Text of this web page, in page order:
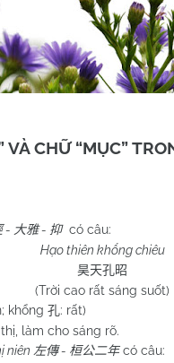
VÀ CHỮ “MỤC”
- 大雅- 抑có câu:
Hạo thiên khổng chiêu
昊天孔昭
(Trời cao rất sáng suốt)
khổng 孔: rất)
làm cho sáng rõ.
niên 左傳- 桓公二年có câu: